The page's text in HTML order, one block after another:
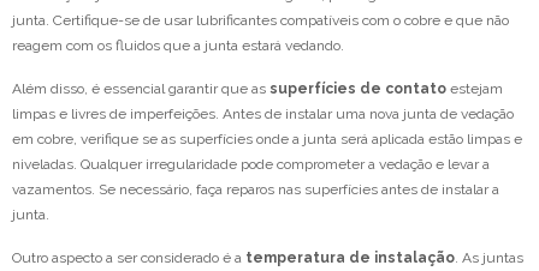
junta. Certifique-se de usar lubrificantes compatíveis com o cobre e que não
reagem com os fluidos que a junta estará vedando.
Além disso, é essencial garantir que as superfícies de contato estejam
limpas e livres de imperfeições. Antes de instalar uma nova junta de vedação
em cobre, verifique se as superfícies onde a junta será aplicada estão limpas e
niveladas. Qualquer irregularidade pode comprometer a vedação e levar a
vazamentos. Se necessário, faça reparos nas superfícies antes de instalar a
junta.
Outro aspecto a ser considerado é a temperatura de instalação. As juntas